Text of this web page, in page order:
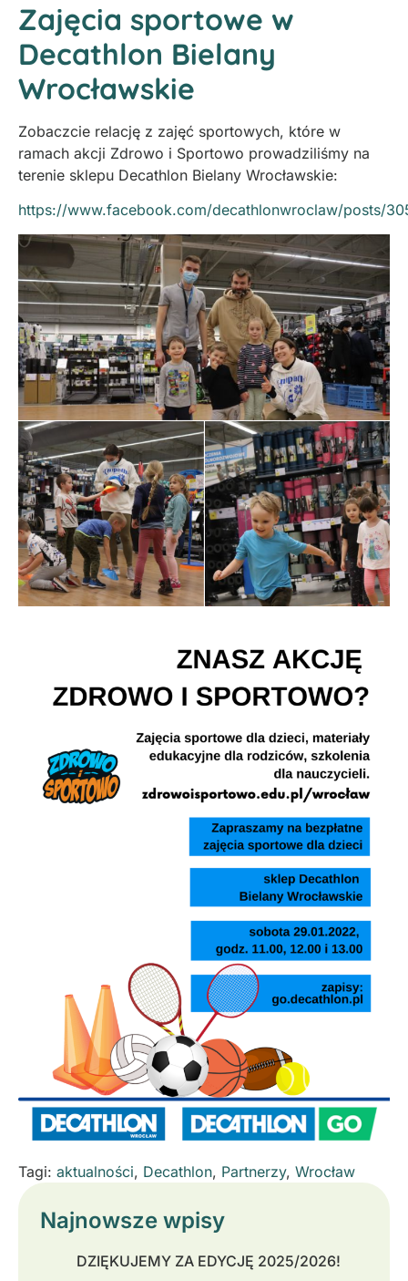
Zajęcia sportowe w
Decathlon Bielany
Wrocławskie
Zobaczcie relację z zajęć sportowych, które w
ramach akcji Zdrowo i Sportowo prowadziliśmy na
terenie sklepu Decathlon Bielany Wrocławskie:
https://www.facebook.com/decathlonwroclaw/posts/
Tagi: aktualności, Decathlon, Partnerzy, Wrocław
Najnowsze wpisy
DZIĘKUJEMY ZA EDYCJĘ 2025/2026!